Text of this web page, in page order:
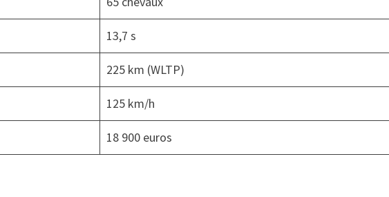
13,7 s
225 km (WLTP)
125 km/h
18 900 euros